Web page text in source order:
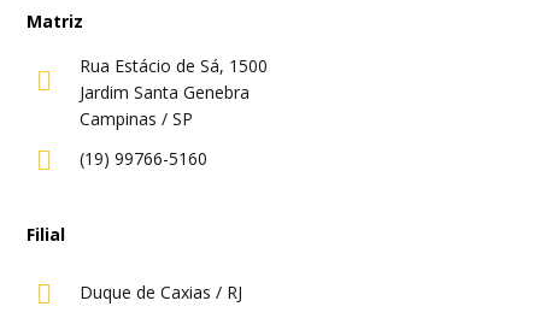
Matriz

Rua Estácio de Sá, 1500
Jardim Santa Genebra
Campinas / SP
 (19) 99766-5160
Filial
 Duque de Caxias / RJ